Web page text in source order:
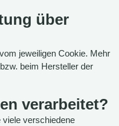
über
jeweiligen Cookie. Mehr
beim Hersteller der
verarbeitet?
viele verschiedene